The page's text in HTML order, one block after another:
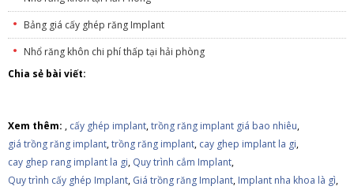
Bảng giá cấy ghép răng Implant
Nhổ răng khôn chi phí thấp tại hải phòng
Chia sẻ bài viết:
Xem thêm: , cấy ghép implant,trồng răng implant giá bao nhiêu,
giá trồng răng implant,trồng răng implant, cay ghep implant la gi,
cay ghep rang implant la gi, Quy trình cắm Implant,
Quy trình cấy ghép Implant, Giá trồng răng Implant, Implant nha khoa là gì,